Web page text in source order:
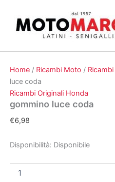
contenuto
Home / Ricambi Moto /
luce coda
Ricambi Originali Honda
gommino luce coda
€6,98
Disponibilità: Disponibile
luce